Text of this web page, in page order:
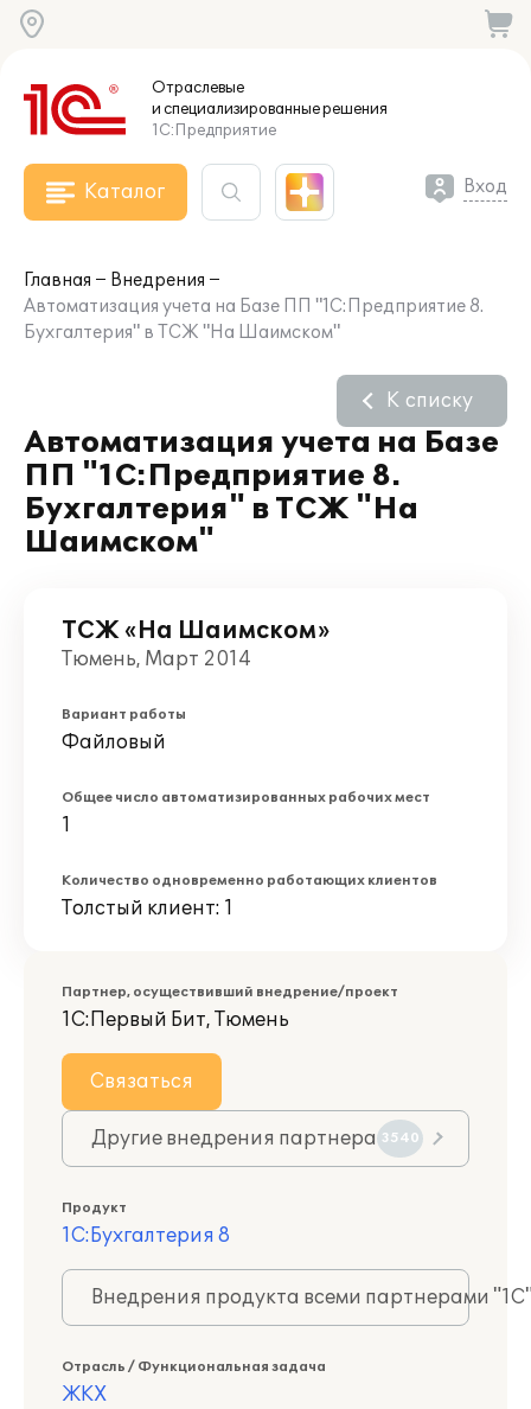
Отраслевые
и специализированныерешения
1С:Предприятие
Каталог Вход
Главная
Внедрения
Автоматизация учета на Базе ПП "1С:Предприятие 8.
Бухгалтерия" в ТСЖ "На Шаимском"
Автоматизация учета на Базе
ПП "1С:Предприятие 8.
Бухгалтерия" в ТСЖ "На
Шаимском"
К списку
ТСЖ «На Шаимском»
Тюмень, Март 2014
Вариант работы
Файловый
Общее число автоматизированных рабочих мест
1
Количество одновременно работающих клиентов
Толстый клиент: 1
Партнер, осуществивший внедрение/проект
1С:Первый Бит, Тюмень
Связаться
Другие внедрения партнера 3540
Продукт
1С:Бухгалтерия 8
Внедрения продукта всеми партнерами
Отрасль / Функциональная задача
ЖКХ